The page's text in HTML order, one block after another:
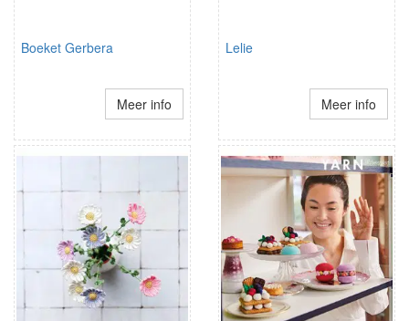
Boeket Gerbera
Meer info
Lelie
Meer info